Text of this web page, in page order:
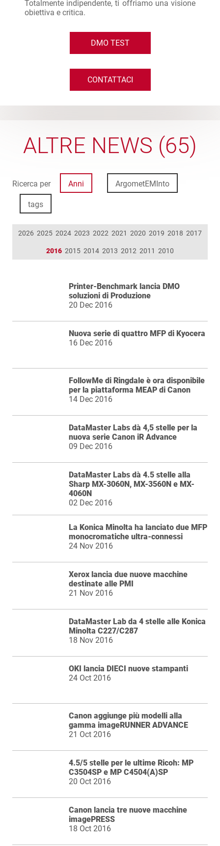
Totalmente indipendente, ti offriamo una visione
obiettiva e critica.
DMO TEST
CONTATTACI
ALTRE NEWS (65)
Ricerca per Anni ArgometEMInto
tags
2026 2025 2024 2023 2022 2021 2020 2019 2018 2017
2016 2015 2014 2013 2012 2011 2010
Printer-Benchmark lancia DMO
soluzioni di Produzione
20 Dec 2016
Nuova serie di quattro MFP di Kyocera
16 Dec 2016
FollowMe di Ringdale è ora disponibile
per la piattaforma MEAP di Canon
14 Dec 2016
DataMaster Labs dà 4,5 stelle per la
nuova serie Canon iR Advance
09 Dec 2016
DataMaster Labs dà 4.5 stelle alla
Sharp MX-3060N, MX-3560N e MX-
4060N
02 Dec 2016
La Konica Minolta ha lanciato due MFP
monocromatiche ultra-connessi
24 Nov 2016
Xerox lancia due nuove macchine
destinate alle PMI
21 Nov 2016
DataMaster Lab da 4 stelle alle Konica
Minolta C227/C287
18 Nov 2016
OKI lancia DIECI nuove stampanti
24 Oct 2016
Canon aggiunge più modelli alla
gamma imageRUNNER ADVANCE
21 Oct 2016
4.5/5 stelle per le ultime Ricoh: MP
C3504SP e MP C4504(A)SP
20 Oct 2016
Canon lancia tre nuove macchine
imagePRESS
18 Oct 2016